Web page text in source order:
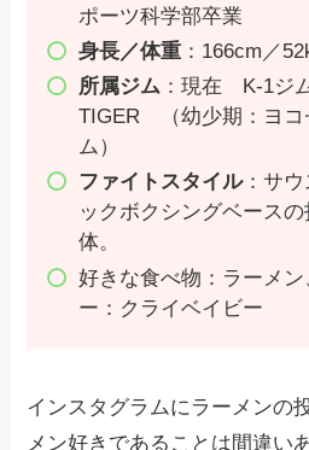
ポーツ科学部卒業
身長／体重：166cm／
所属ジム：現在 K-1ジ
TIGER （幼少期：ヨコ
ム）
ファイトスタイル：サ
ックボクシングベース
体。
好きな食べ物：ラーメ
ー：クライベイビー
インスタグラムにラーメンの
メン好きであることは間違い